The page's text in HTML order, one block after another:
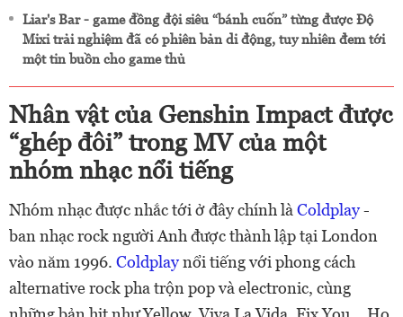
Liar's Bar - game đồng đội siêu “bánh cuốn” từng được Độ
Mixi trải nghiệm đã có phiên bản di động, tuy nhiên đem tới
một tin buồn cho game thủ
Nhân vật của Genshin Impact được
“ghép đôi” trong MV của một
nhóm nhạc nổi tiếng
Nhóm nhạc được nhắc tới ở đây chính là Coldplay-
ban nhạc rock người Anh được thành lập tại London
vào năm 1996. Coldplaynổi tiếng với phong cách
alternative rock pha trộn pop và electronic, cùng